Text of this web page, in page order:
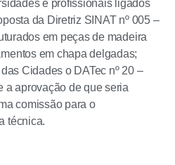
e profissionais ligados
da Diretriz SINAT nº 005 –
em peças de madeira
em chapa delgadas;
Cidades o DATec nº 20 –
a aprovação de que seria
comissão para o
técnica.